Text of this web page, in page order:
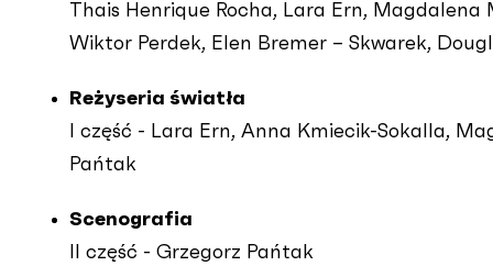
Thais Henrique Rocha, Lara Ern,
Wiktor Perdek, Elen Bremer – Skwarek,
Reżyseria światła
I część - Lara Ern, Anna Kmiecik-Sokalla,
Pańtak
Scenografia
II część - Grzegorz Pańtak